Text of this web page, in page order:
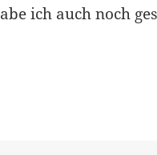
ich auch noch